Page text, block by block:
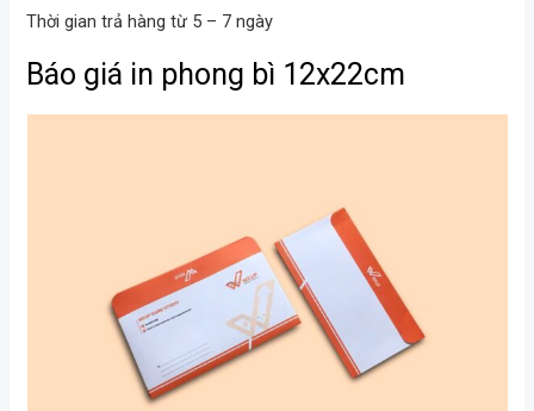
Thời gian trả hàng từ 5 – 7 ngày
Báo giá in phong bì 12x22cm